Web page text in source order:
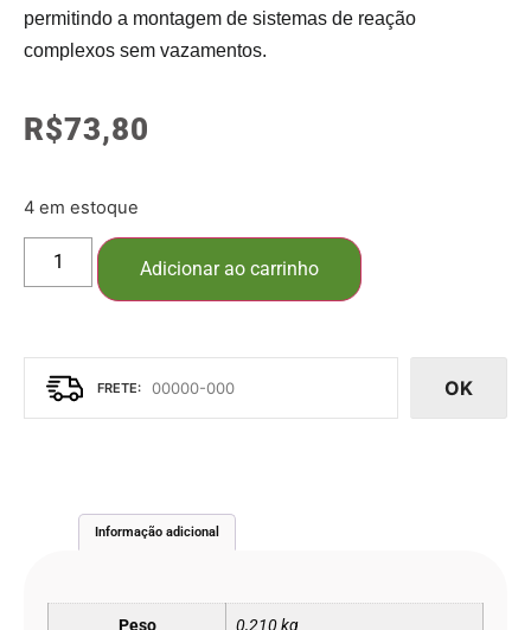
permitindo a montagem de sistemas de reação
complexos sem vazamentos.
R$73,80
4 em estoque
Adicionar ao carrinho
OK
Informação adicional
Peso 0,210 kg